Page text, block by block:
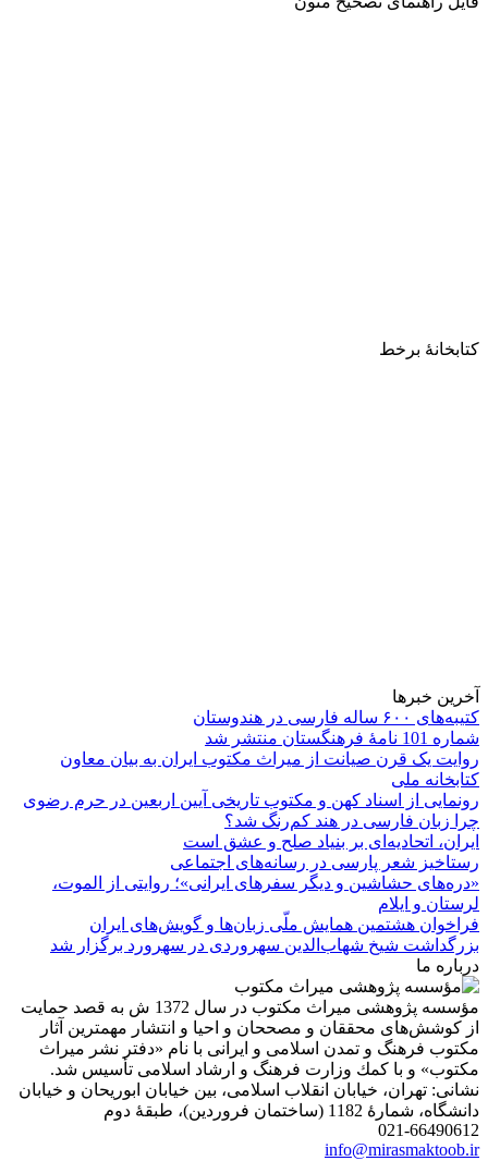
کتابخانۀ برخط
آخرین خبرها
کتیبه‌های ۶۰۰ ساله فارسی در هندوستان
شماره 101 نامۀ فرهنگستان منتشر شد
روایت یک قرن صیانت از میراث مکتوب ایران به بیان معاون
کتابخانه ملی
رونمایی از اسناد کهن و مکتوب تاریخی آیین اربعین در حرم رضوی
چرا زبان فارسی در هند کم‌رنگ شد؟
ایران، اتحادیه‌ای بر بنیاد صلح و عشق است
رستاخیز شعر پارسی در رسانه‌های اجتماعی
«دره‌های حشاشین و دیگر سفرهای ایرانی»؛ روایتی از الموت،
لرستان و ایلام
فراخوان هشتمین همایش ملّی زبان‌ها و گویش‌های ایران
بزرگداشت شیخ شهاب‌الدین سهروردی در سهرورد برگزار شد
درباره ما
مؤسسه پژوهشی میراث مكتوب در سال 1372 ش به قصد حمایت
از كوشش‌های محققان و مصححان و احیا و انتشار مهمترین آثار
مكتوب فرهنگ و تمدن اسلامی و ایرانی با نام «دفتر نشر میراث
مكتوب» و با كمك وزارت فرهنگ و ارشاد اسلامی تأسیس شد.
نشانی: تهران، خیابان انقلاب اسلامی، بین خیابان ابوریحان و خیابان
دانشگاه، شمارۀ 1182 (ساختمان فروردین)، طبقۀ دوم
021-66490612
info@mirasmaktoob.ir